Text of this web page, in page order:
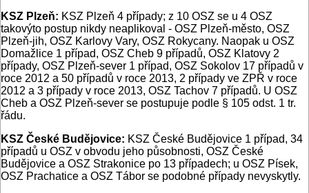
KSZ Plzeň: KSZ Plzeň 4 případy; z 10 OSZ se u 4 OSZ
takovýto postup nikdy neaplikoval - OSZ Plzeň-město, OSZ
Plzeň-jih, OSZ Karlovy Vary, OSZ Rokycany. Naopak u OSZ
Domažlice 1 případ, OSZ Cheb 9 případů, OSZ Klatovy 2
případy, OSZ Plzeň-sever 1 případ, OSZ Sokolov 17 případů v
roce 2012 a 50 případů v roce 2013, 2 případy ve ZPŘ v roce
2012 a 3 případy v roce 2013, OSZ Tachov 7 případů. U OSZ
Cheb a OSZ Plzeň-sever se postupuje podle § 105 odst. 1 tr.
řádu.
KSZ České Budějovice: KSZ České Budějovice 1 případ, 34
případů u OSZ v obvodu jeho působnosti, OSZ České
Budějovice a OSZ Strakonice po 13 případech; u OSZ Písek,
OSZ Prachatice a OSZ Tábor se podobné případy nevyskytly.